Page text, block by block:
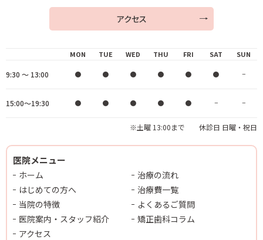
アクセス
MON TUE WED THU FRI SAT SUN
※土曜 13:00まで 休診日 日曜・祝日
9:30 ～ 13:00 ● ● ● ● ● ● −
15:00～19:30 ● ● ● ● ● − −
医院メニュー
ホーム
はじめての方へ
当院の特徴
医院案内・スタッフ紹介
治療の流れ
治療費一覧
よくあるご質問
矯正歯科コラム
アクセス